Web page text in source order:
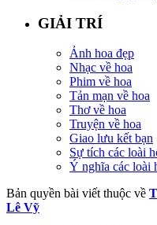
GIẢI TRÍ
Ảnh hoa đẹp
Nhạc về hoa
Phim về hoa
Tản mạn về hoa
Thơ về hoa
Truyện về hoa
Giao lưu kết bạn
Sự tích các loài
Ý nghĩa các loài
Bản quyền bài viết thuộc về
Lê Vỹ